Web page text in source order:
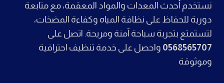
نستخدم أحدث المعدات والمواد المعقمة، مع متابعة
دورية للحفاظ على نظافة المياه وكفاءة المضخات،
لتستمتع بتجربة سباحة آمنة ومريحة. اتصل على
0568565707 واحصل على خدمة تنظيف احترافية
وموثوقة